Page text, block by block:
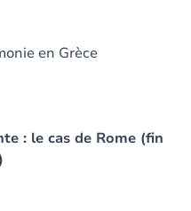
en Grèce
: le cas de Rome (fin